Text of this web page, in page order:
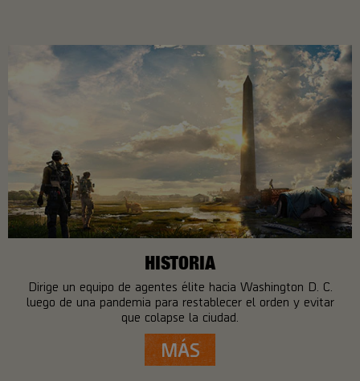
HISTORIA
Dirige un equipo de agentes élite hacia Washington D. C.
luego de una pandemia para restablecer el orden y evitar
que colapse la ciudad.
MÁS